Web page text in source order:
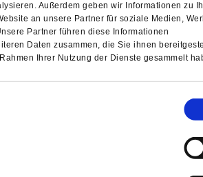
Außerdem geben wir Informationen zu
an unsere Partner für soziale Medien,
Partner führen diese Informationen
Daten zusammen, die Sie ihnen
Ihrer Nutzung der Dienste gesammelt